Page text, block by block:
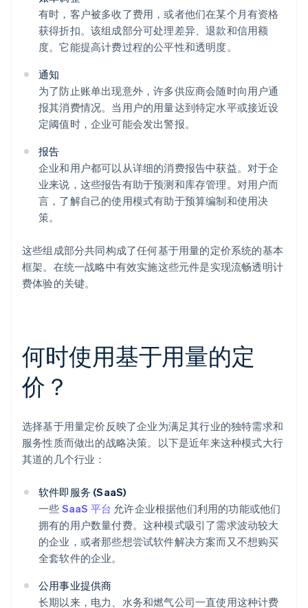
有时，客户被多收了费用，或者他们在某个月有资格
获得折扣。该组成部分可处理差异、退款和信用额
度。它能提高计费过程的公平性和透明度。
通知
为了防止账单出现意外，许多供应商会随时向用户通
报其消费情况。当用户的用量达到特定水平或接近设
定阈值时，企业可能会发出警报。
报告
企业和用户都可以从详细的消费报告中获益。对于企
业来说，这些报告有助于预测和库存管理。对用户而
言，了解自己的使用模式有助于预算编制和使用决
策。
这些组成部分共同构成了任何基于用量的定价系统的基本
框架。在统一战略中有效实施这些元件是实现流畅透明计
费体验的关键。
何时使用基于用量的定
价？
选择基于用量定价反映了企业为满足其行业的独特需求和
服务性质而做出的战略决策。以下是近年来这种模式大行
其道的几个行业：
软件即服务 (SaaS)
一些 SaaS 平台 允许企业根据他们利用的功能或他们
拥有的用户数量付费。这种模式吸引了需求波动较大
的企业，或者那些想尝试软件解决方案而又不想购买
全套软件的企业。
公用事业提供商
长期以来，电力、水务和燃气公司一直使用这种计费